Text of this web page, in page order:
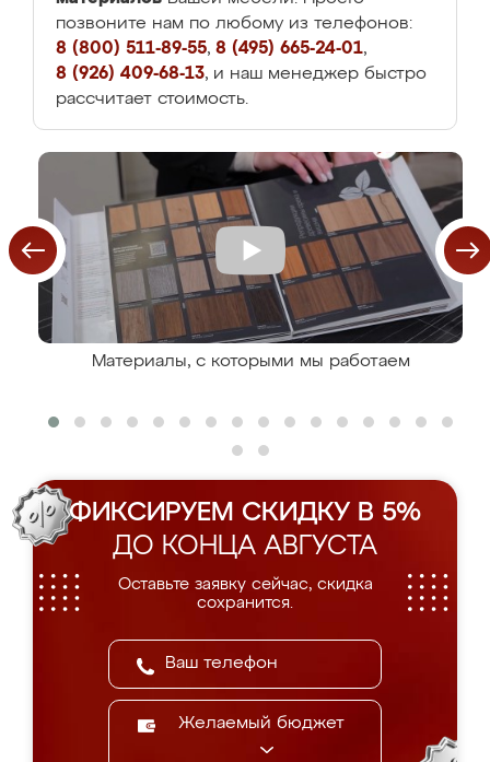
позвоните нам по любому из телефонов:
8 (800) 511-89-55, 8 (495) 665-24-01,
8 (926) 409-68-13, и наш менеджер быстро
рассчитает стоимость.
Материалы, с которыми мы работаем
ФИКСИРУЕМ СКИДКУ В 5%
ДО КОНЦА АВГУСТА
Оставьте заявку сейчас, скидка
сохранится.
Желаемый бюджет